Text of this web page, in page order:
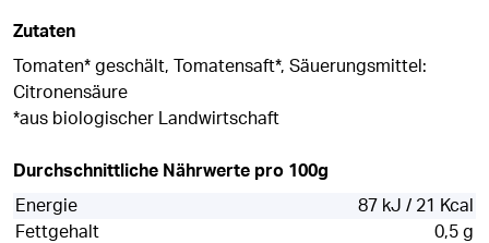
Zutaten
Tomaten* geschält, Tomatensaft*, Säuerungsmittel:
Citronensäure
*aus biologischer Landwirtschaft
Durchschnittliche Nährwerte pro 100g
Energie
87 kJ / 21 Kcal
Fettgehalt
0,5 g